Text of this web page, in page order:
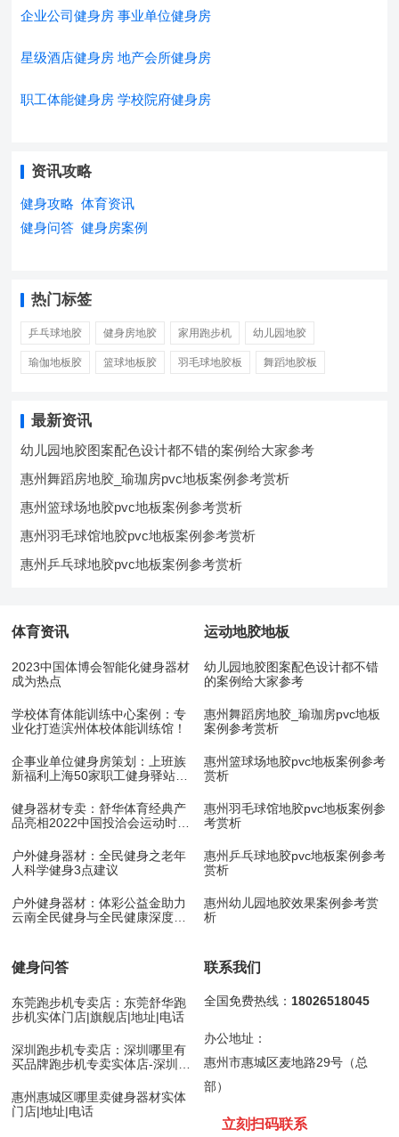
企业公司健身房 事业单位健身房
星级酒店健身房 地产会所健身房
职工体能健身房 学校院府健身房
资讯攻略
健身攻略 体育资讯
健身问答 健身房案例
热门标签
乒乓球地胶 健身房地胶 家用跑步机 幼儿园地胶
瑜伽地板胶 篮球地板胶 羽毛球地胶板 舞蹈地胶板
最新资讯
幼儿园地胶图案配色设计都不错的案例给大家参考
惠州舞蹈房地胶_瑜珈房pvc地板案例参考赏析
惠州篮球场地胶pvc地板案例参考赏析
惠州羽毛球馆地胶pvc地板案例参考赏析
惠州乒乓球地胶pvc地板案例参考赏析
体育资讯
2023中国体博会智能化健身器材
成为热点
学校体育体能训练中心案例：专
业化打造滨州体校体能训练馆！
企事业单位健身房策划：上班族
新福利上海50家职工健身驿站10
健身器材专卖：舒华体育经典产
品亮相2022中国投洽会运动时尚
户外健身器材：全民健身之老年
人科学健身3点建议
户外健身器材：体彩公益金助力
云南全民健身与全民健康深度融
运动地胶地板
幼儿园地胶图案配色设计都不错
的案例给大家参考
惠州舞蹈房地胶_瑜珈房pvc地板
案例参考赏析
惠州篮球场地胶pvc地板案例参考
赏析
惠州羽毛球馆地胶pvc地板案例参
考赏析
惠州乒乓球地胶pvc地板案例参考
赏析
惠州幼儿园地胶效果案例参考赏
析
健身问答
东莞跑步机专卖店：东莞舒华跑
步机实体门店|旗舰店|地址|电话
深圳跑步机专卖店：深圳哪里有
买品牌跑步机专卖实体店-深圳舒
惠州惠城区哪里卖健身器材实体
门店|地址|电话
联系我们
全国免费热线： 18026518045
办公地址：
惠州市惠城区麦地路29号（总
部）
立刻扫码联系